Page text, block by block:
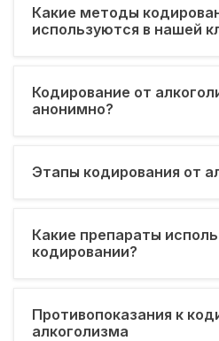
Какие методы
используются в нашей
Кодирование от
анонимно?
Этапы кодирования от
Какие препараты
кодировании?
Противопоказания к
алкоголизма